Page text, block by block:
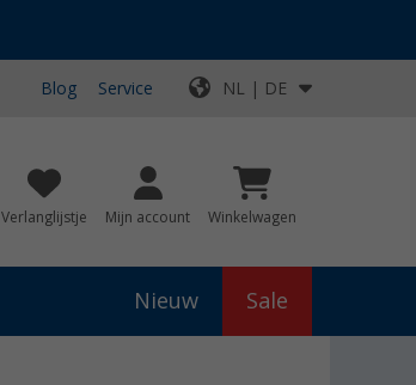
Blog Service NL | DE
Verlanglijstje Mijn account Winkelwagen
Nieuw Sale